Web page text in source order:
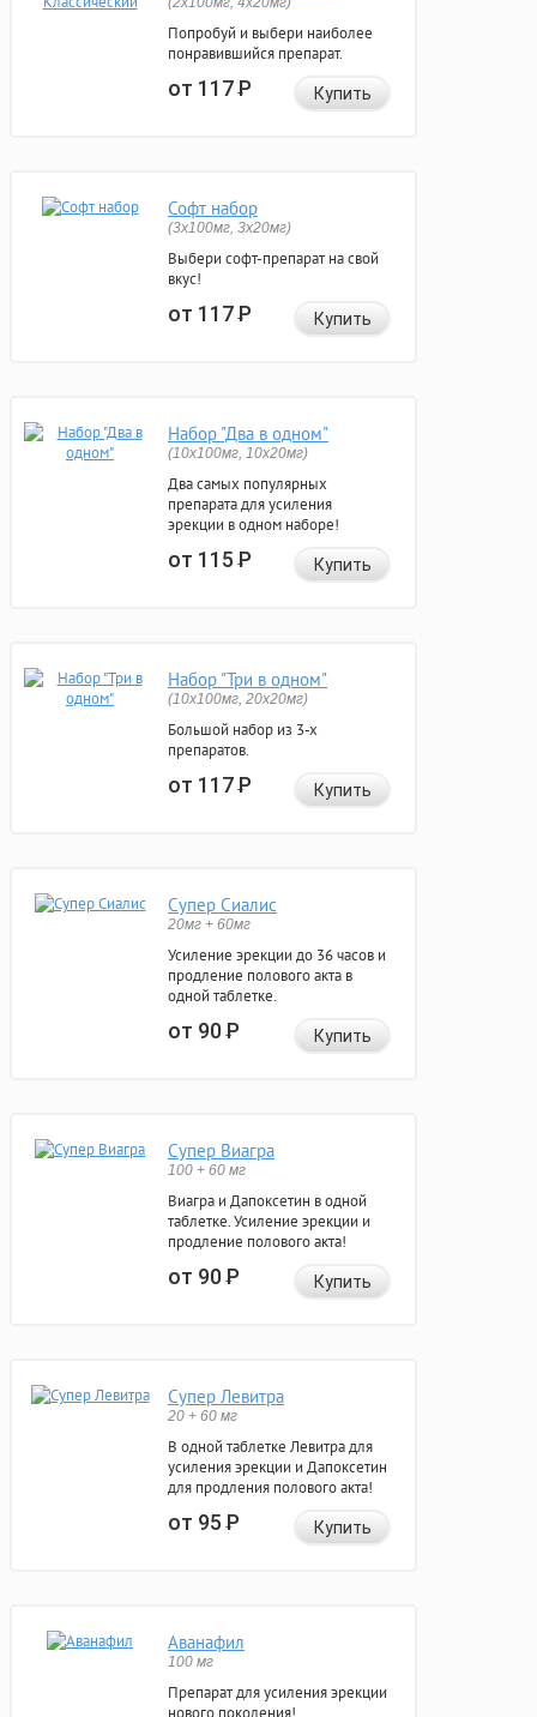
Попробуй и выбери наиболее
понравившийся препарат.
от 117Р Купить
Софт набор
(3x100мг, 3x20мг)
Выбери софт-препарат на свой
вкус!
от 117Р Купить
Набор "Два в одном"
(10x100мг, 10x20мг)
Два самых популярных
препарата для усиления
эрекции в одном наборе!
от 115Р Купить
Набор "Три в одном"
(10x100мг, 20x20мг)
Большой набор из 3-х
препаратов.
от 117Р Купить
Супер Сиалис
20мг + 60мг
Усиление эрекции до 36 часов и
продление полового акта в
одной таблетке.
от 90Р Купить
Супер Виагра
100 + 60 мг
Виагра и Дапоксетин в одной
таблетке. Усиление эрекции и
продление полового акта!
от 90Р Купить
Супер Левитра
20 + 60 мг
В одной таблетке Левитра для
усиления эрекции и Дапоксетин
для продления полового акта!
от 95Р Купить
Аванафил
100 мг
Препарат для усиления эрекции